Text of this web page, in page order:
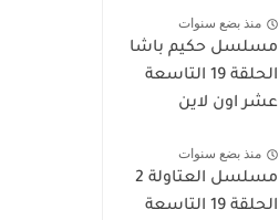
منذ بضع سنوات
مسلسل حكيم باشا
الحلقة 19 التاسعة
عشر اون لاين
منذ بضع سنوات
مسلسل العتاولة 2
الحلقة 19 التاسعة